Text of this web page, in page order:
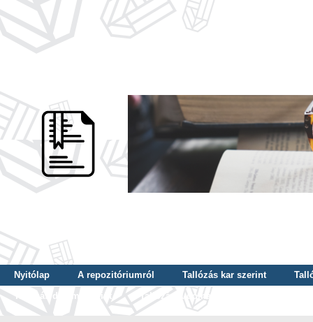
Nyitólap A repozitóriumról Tallózás kar szerint
Tallózás dátum szerint
Tallózás tudományterület szerint